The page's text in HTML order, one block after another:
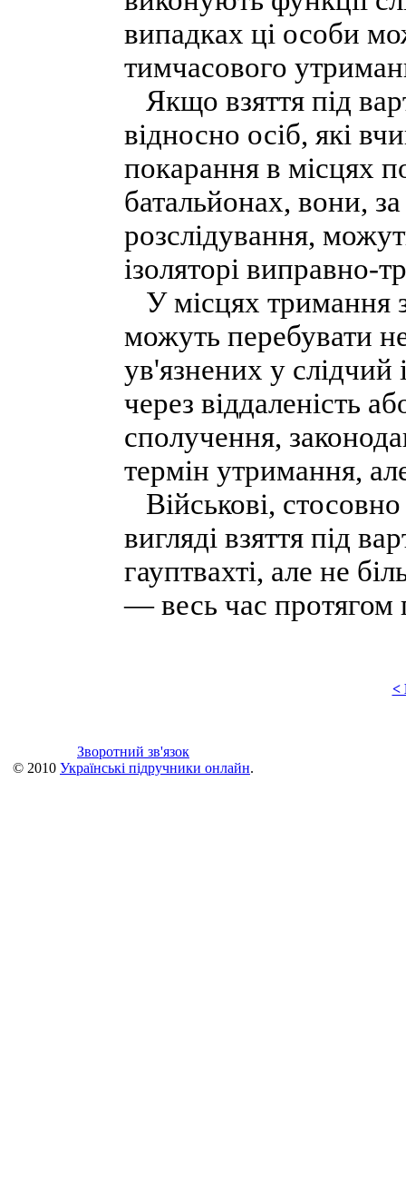
випадках ці особи
тимчасового
Якщо взяття під
відносно осіб, які
покарання в місцях
батальйонах, вони,
розслідування,
ізоляторі виправно-
У місцях тримання
можуть перебувати
ув'язнених у слідчий
через віддаленість
сполучення,
термін утримання,
Військові,
вигляді взяття під
гауптвахті, але не
— весь час протягом
<
Зворотний зв'язок
© 2010 Українські підручники онлайн.